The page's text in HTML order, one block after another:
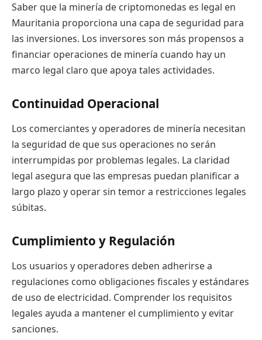
Saber que la minería de criptomonedas es legal en
Mauritania proporciona una capa de seguridad para
las inversiones. Los inversores son más propensos a
financiar operaciones de minería cuando hay un
marco legal claro que apoya tales actividades.
Continuidad Operacional
Los comerciantes y operadores de minería necesitan
la seguridad de que sus operaciones no serán
interrumpidas por problemas legales. La claridad
legal asegura que las empresas puedan planificar a
largo plazo y operar sin temor a restricciones legales
súbitas.
Cumplimiento y Regulación
Los usuarios y operadores deben adherirse a
regulaciones como obligaciones fiscales y estándares
de uso de electricidad. Comprender los requisitos
legales ayuda a mantener el cumplimiento y evitar
sanciones.